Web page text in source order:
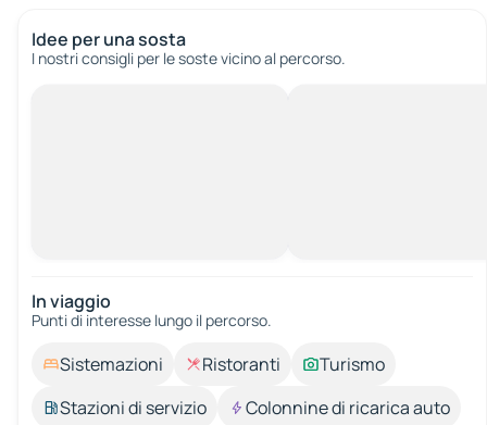
Idee per una sosta
I nostri consigli per le soste vicino al percorso.
In viaggio
Punti di interesse lungo il percorso.
Sistemazioni Ristoranti
Turismo
Stazioni di servizio
Colonnine di ricarica auto